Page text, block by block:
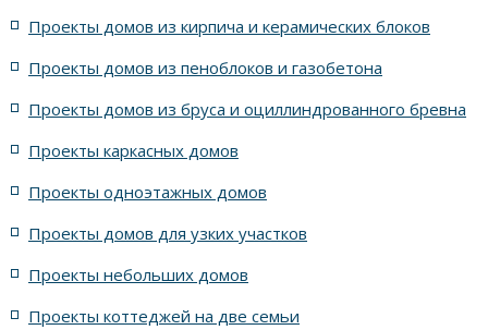
7 спален с крышей шале 5 спален и террасой
жилых в стиле Райта с 5 комнатами
жилых в английском стиле
жилых в современном стиле с террасой
Проекты домов из кирпича и керамических блоков
Проекты домов из пеноблоков и газобетона
Проекты домов из бруса и оциллиндрованного бревна
Проекты каркасных домов
Проекты одноэтажных домов
Проекты домов для узких участков
Проекты небольших домов
Проекты коттеджей на две семьи